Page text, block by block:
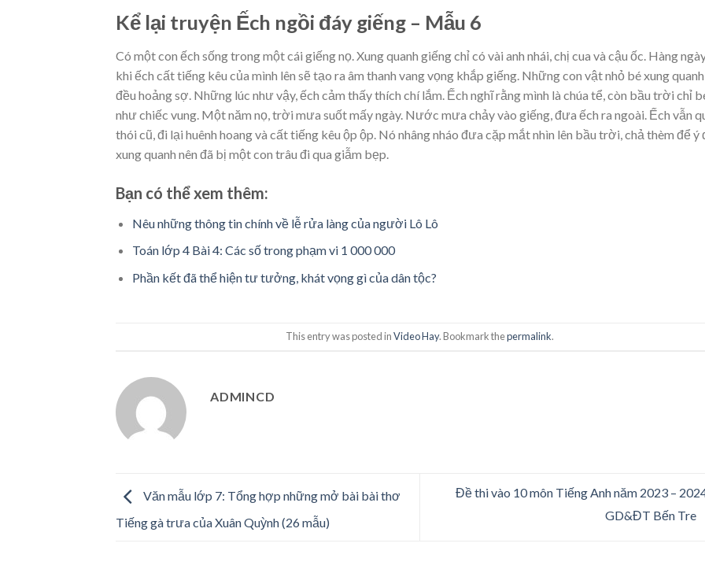
Kể lại truyện Ếch ngồi đáy giếng – Mẫu 6
Có một con ếch sống trong một cái giếng nọ. Xung quanh giếng chỉ có vài anh nhái, chị cua và cậu ốc. Hàng
khi ếch cất tiếng kêu của mình lên sẽ tạo ra âm thanh vang vọng khắp giếng. Những con vật nhỏ bé xung quanh
đều hoảng sợ. Những lúc như vậy, ếch cảm thấy thích chí lắm. Ếch nghĩ rằng mình là chúa tể, còn bầu trời chỉ
như chiếc vung. Một năm nọ, trời mưa suốt mấy ngày. Nước mưa chảy vào giếng, đưa ếch ra ngoài. Ếch vẫn
thói cũ, đi lại huênh hoang và cất tiếng kêu ộp ộp. Nó nhâng nháo đưa cặp mắt nhìn lên bầu trời, chả thèm để ý
xung quanh nên đã bị một con trâu đi qua giẫm bẹp.
Bạn có thể xem thêm:
Nêu những thông tin chính về lễ rửa làng của người Lô Lô
Toán lớp 4 Bài 4: Các số trong phạm vi 1 000 000
Phần kết đã thể hiện tư tưởng, khát vọng gì của dân tộc?
This entry was posted inVideo Hay. Bookmark thepermalink.
ADMINCD
Văn mẫu lớp 7: Tổng hợp những mở bài bài thơ
Tiếng gà trưa của Xuân Quỳnh (26 mẫu)
Đề thi vào 10 môn Tiếng Anh năm 2023 –
GD&ĐT Bến Tre